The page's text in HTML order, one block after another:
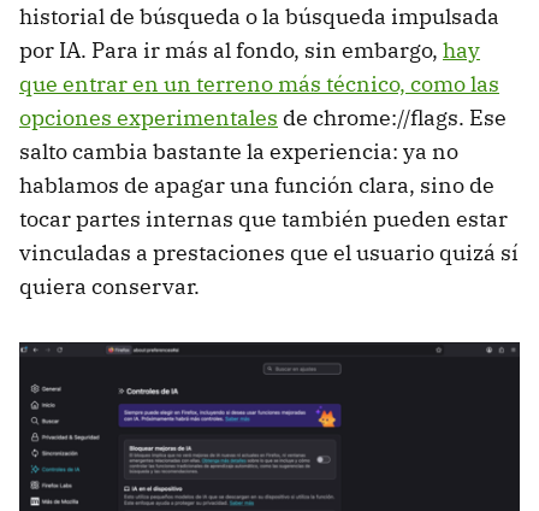
historial de búsqueda o la búsqueda impulsada
por IA. Para ir más al fondo, sin embargo, hay
que entrar en un terreno más técnico, como las
opciones experimentales de chrome://flags. Ese
salto cambia bastante la experiencia: ya no
hablamos de apagar una función clara, sino de
tocar partes internas que también pueden estar
vinculadas a prestaciones que el usuario quizá sí
quiera conservar.